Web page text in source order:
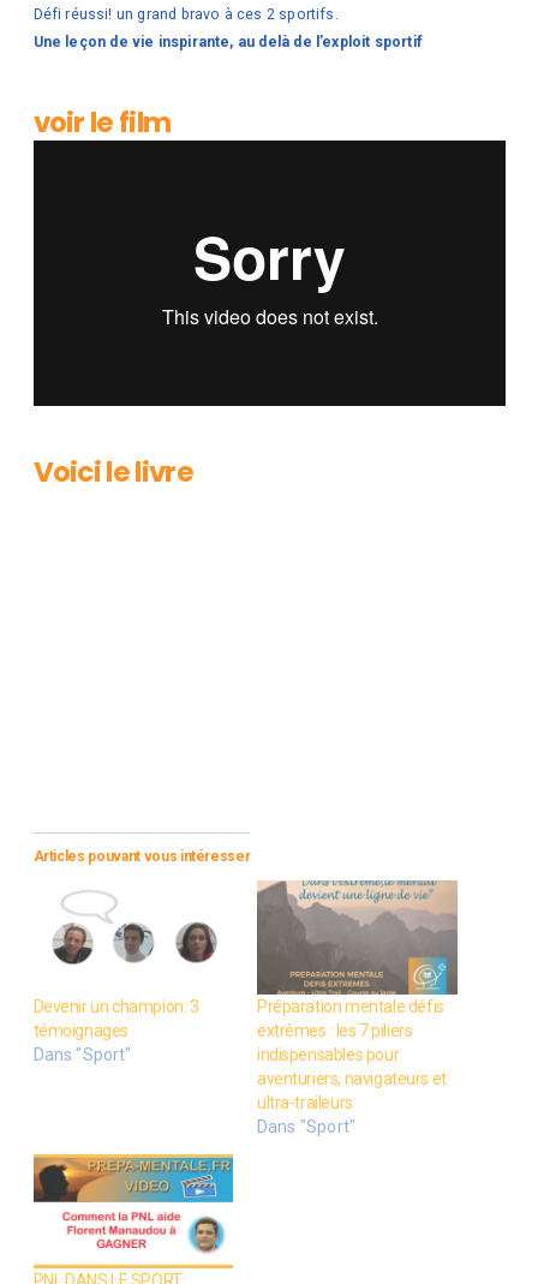
Défi réussi! un grand bravo à ces 2 sportifs.
Une leçon de vie inspirante, au delà de l’exploit sportif
voir le film
Voici le livre
Articles pouvant vous intéresser
Devenir un champion: 3
témoignages
Dans "Sport"
Préparation mentale défis
extrêmes : les 7 piliers
indispensables pour
aventuriers, navigateurs et
ultra-traileurs
Dans "Sport"
PNL DANS LE SPORT: